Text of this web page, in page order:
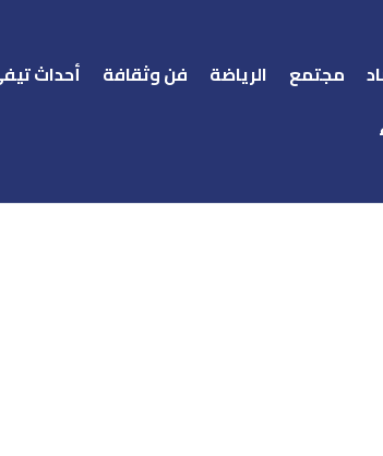
مجتمع الرياضة فن وثقافة أحداث